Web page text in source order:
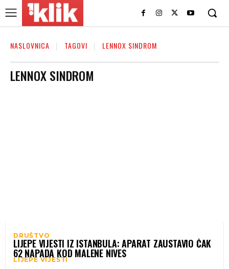
NASLOVNICA TAGOVI LENNOX SINDROM
LENNOX SINDROM
DRUŠTVO
LIJEPE VIJESTI IZ ISTANBULA: APARAT ZAUSTAVIO ČAK
62 NAPADA KOD MALENE NIVES
LIJEPE VIJESTI